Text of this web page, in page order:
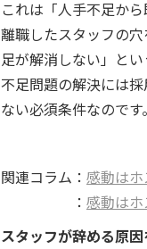
これは「人手不足か
離職したスタッフの
足が解消しない」と
不足問題の解決には
ない必須条件なのです。
関連コラム： 感動は
： 感動は
スタッフが辞める原